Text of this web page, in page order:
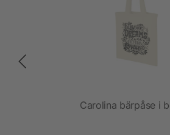
Carolina bärpåse i